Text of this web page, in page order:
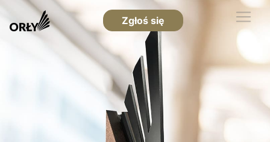
Zgłoś się